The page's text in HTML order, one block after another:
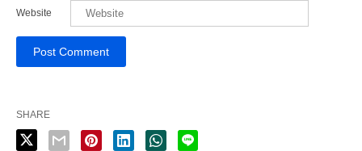
Website
SHARE